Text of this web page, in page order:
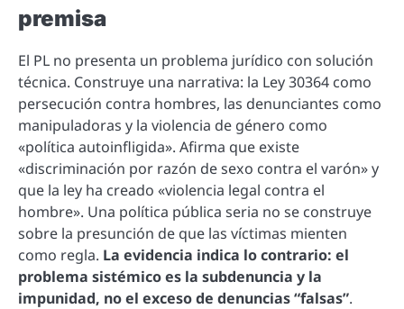
premisa
El PL no presenta un problema jurídico con solución
técnica. Construye una narrativa: la Ley 30364 como
persecución contra hombres, las denunciantes como
manipuladoras y la violencia de género como
«política autoinfligida». Afirma que existe
«discriminación por razón de sexo contra el varón» y
que la ley ha creado «violencia legal contra el
hombre». Una política pública seria no se construye
sobre la presunción de que las víctimas mienten
como regla. La evidencia indica lo contrario: el
problema sistémico es la subdenuncia y la
impunidad, no el exceso de denuncias “falsas”.